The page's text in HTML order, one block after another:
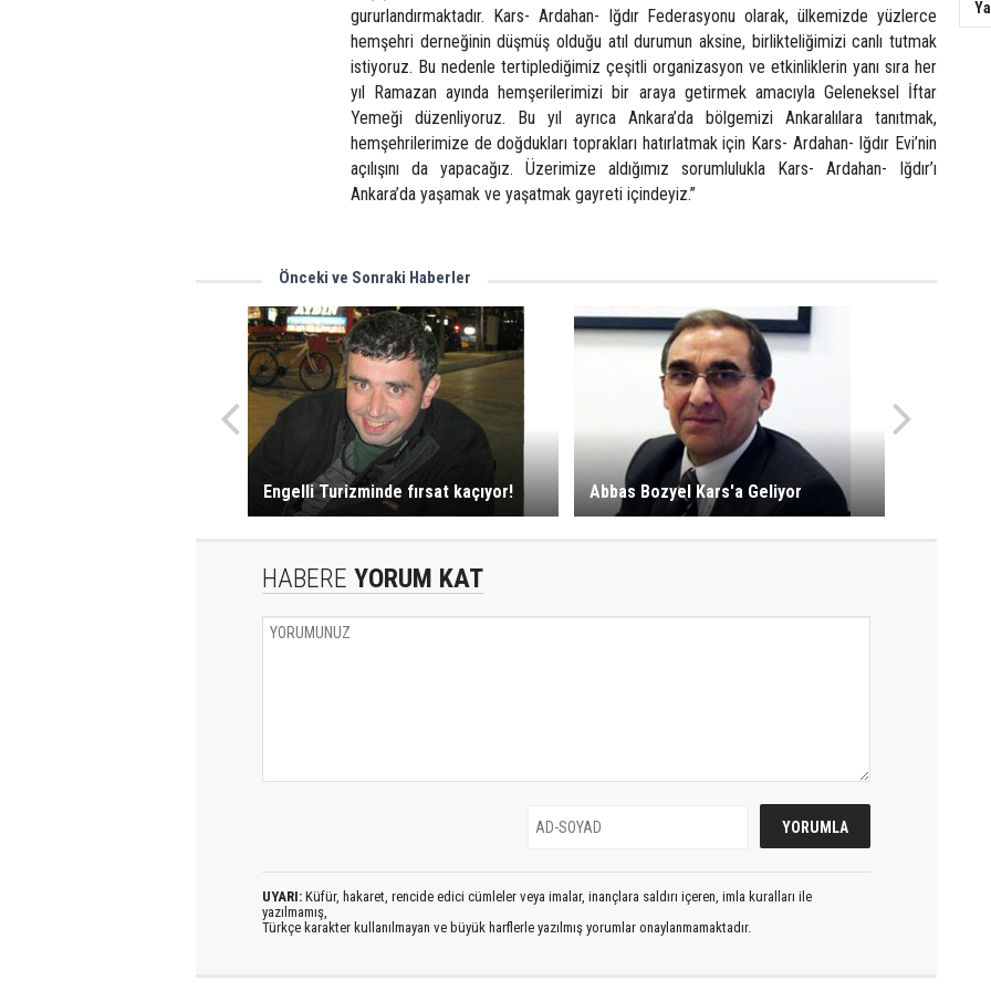
gururlandırmaktadır. Kars- Ardahan- Iğdır Federasyonu olarak, ülkemizde yüzlerce
hemşehri derneğinin düşmüş olduğu atıl durumun aksine, birlikteliğimizi canlı tutmak
istiyoruz. Bu nedenle tertiplediğimiz çeşitli organizasyon ve etkinliklerin yanı sıra her
yıl Ramazan ayında hemşerilerimizi bir araya getirmek amacıyla Geleneksel İftar
Yemeği düzenliyoruz. Bu yıl ayrıca Ankara’da bölgemizi Ankaralılara tanıtmak,
hemşehrilerimize de doğdukları toprakları hatırlatmak için Kars- Ardahan- Iğdır Evi’nin
açılışını da yapacağız. Üzerimize aldığımız sorumlulukla Kars- Ardahan- Iğdır’ı
Ankara’da yaşamak ve yaşatmak gayreti içindeyiz.”
Önceki ve Sonraki Haberler
Engelli Turizminde fırsat kaçıyor! Abbas Bozyel Kars'a Geliyor
HABERE YORUM KAT
UYARI: Küfür, hakaret, rencide edici cümleler veya imalar, inançlara saldırı içeren, imla kuralları ile
yazılmamış,
Türkçe karakter kullanılmayan ve büyük harflerle yazılmış yorumlar onaylanmamaktadır.